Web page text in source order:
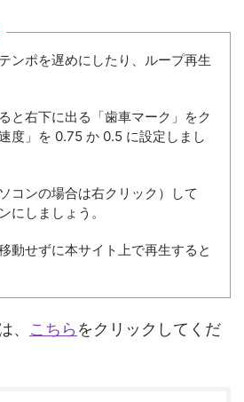
ンポを遅めにしたり、ループ再生
と右下に出る「歯車マーク」をク
度」を 0.75 か 0.5 に設定しまし
コンの場合は右クリック）して
にしましょう。
動せずに本サイト上で再生すると
、 こちら をクリックしてくだ